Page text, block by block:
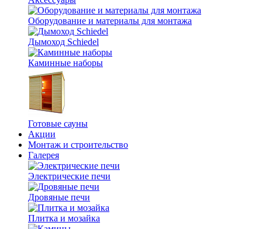
Оборудование и материалы для монтажа
Дымоход Schiedel
Каминные наборы
Готовые сауны
Акции
Монтаж и строительство
Галерея
Электрические печи
Дровяные печи
Плитка и мозайка